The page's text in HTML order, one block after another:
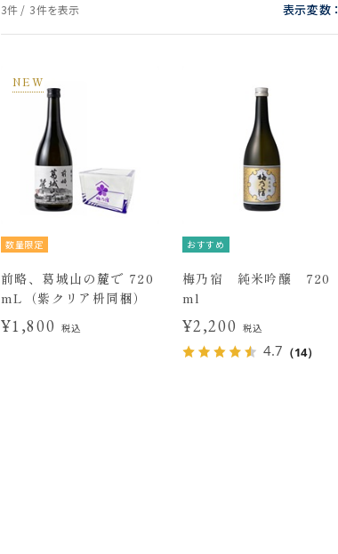
3件 / 3件を表示 表示変数：
NEW
数量限定
前略、葛城山の麓で 720
mL（紫クリア枡同梱）
¥1,800 税込
おすすめ
梅乃宿 純米吟醸 720
ml
¥2,200 税込
4.7 （14）